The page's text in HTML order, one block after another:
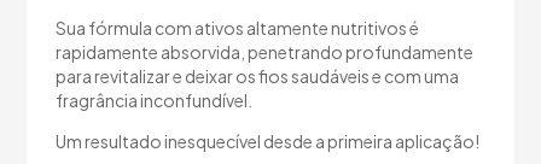
Sua fórmula com ativos altamente nutritivos é
rapidamente absorvida, penetrando profundamente
para revitalizar e deixar os fios saudáveis e com uma
fragrância inconfundível.
Um resultado inesquecível desde a primeira aplicação!